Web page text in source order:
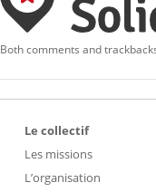
Both comments and
Le collectif
Les missions
L’organisation